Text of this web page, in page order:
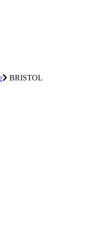
BRISTOL